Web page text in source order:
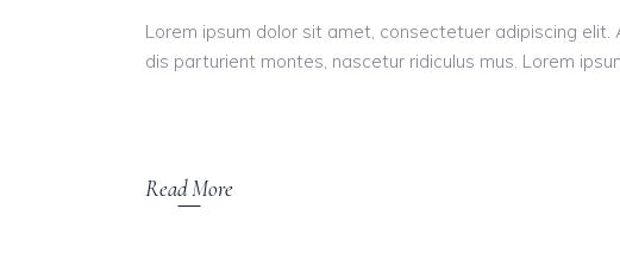
Lorem ipsum dolor sit amet, consectetuer adipiscing
dis parturient montes, nascetur ridiculus mus. Lorem
Read More